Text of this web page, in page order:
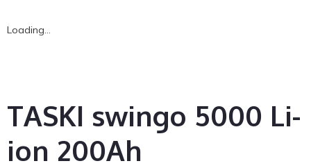
Loading...
TASKI swingo 5000 Li-
ion 200Ah